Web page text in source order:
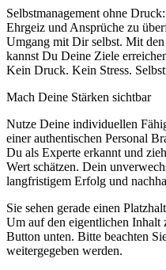
Selbstmanagement ohne
Ehrgeiz und Ansprüche zu
Umgang mit Dir selbst. Mit
kannst Du Deine Ziele
Kein Druck. Kein Stress.
Mach Deine Stärken sichtbar
Nutze Deine individuellen
einer authentischen Personal
Du als Experte erkannt und
Wert schätzen. Dein
langfristigem Erfolg und
Sie sehen gerade einen
Um auf den eigentlichen Inhalt
Button unten. Bitte beachten
weitergegeben werden.